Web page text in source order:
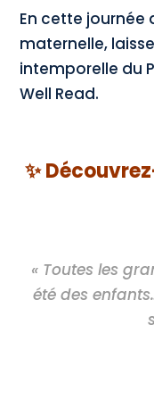
En cette journée
maternelle,
intemporelle du
Well Read.
✨
« Toutes les
été des